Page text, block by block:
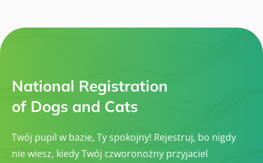
National Registration
of Dogs and Cats
Twój pupil w bazie, Ty spokojny! Rejestruj, bo nigdy
nie wiesz, kiedy Twój czworonożny przyjaciel